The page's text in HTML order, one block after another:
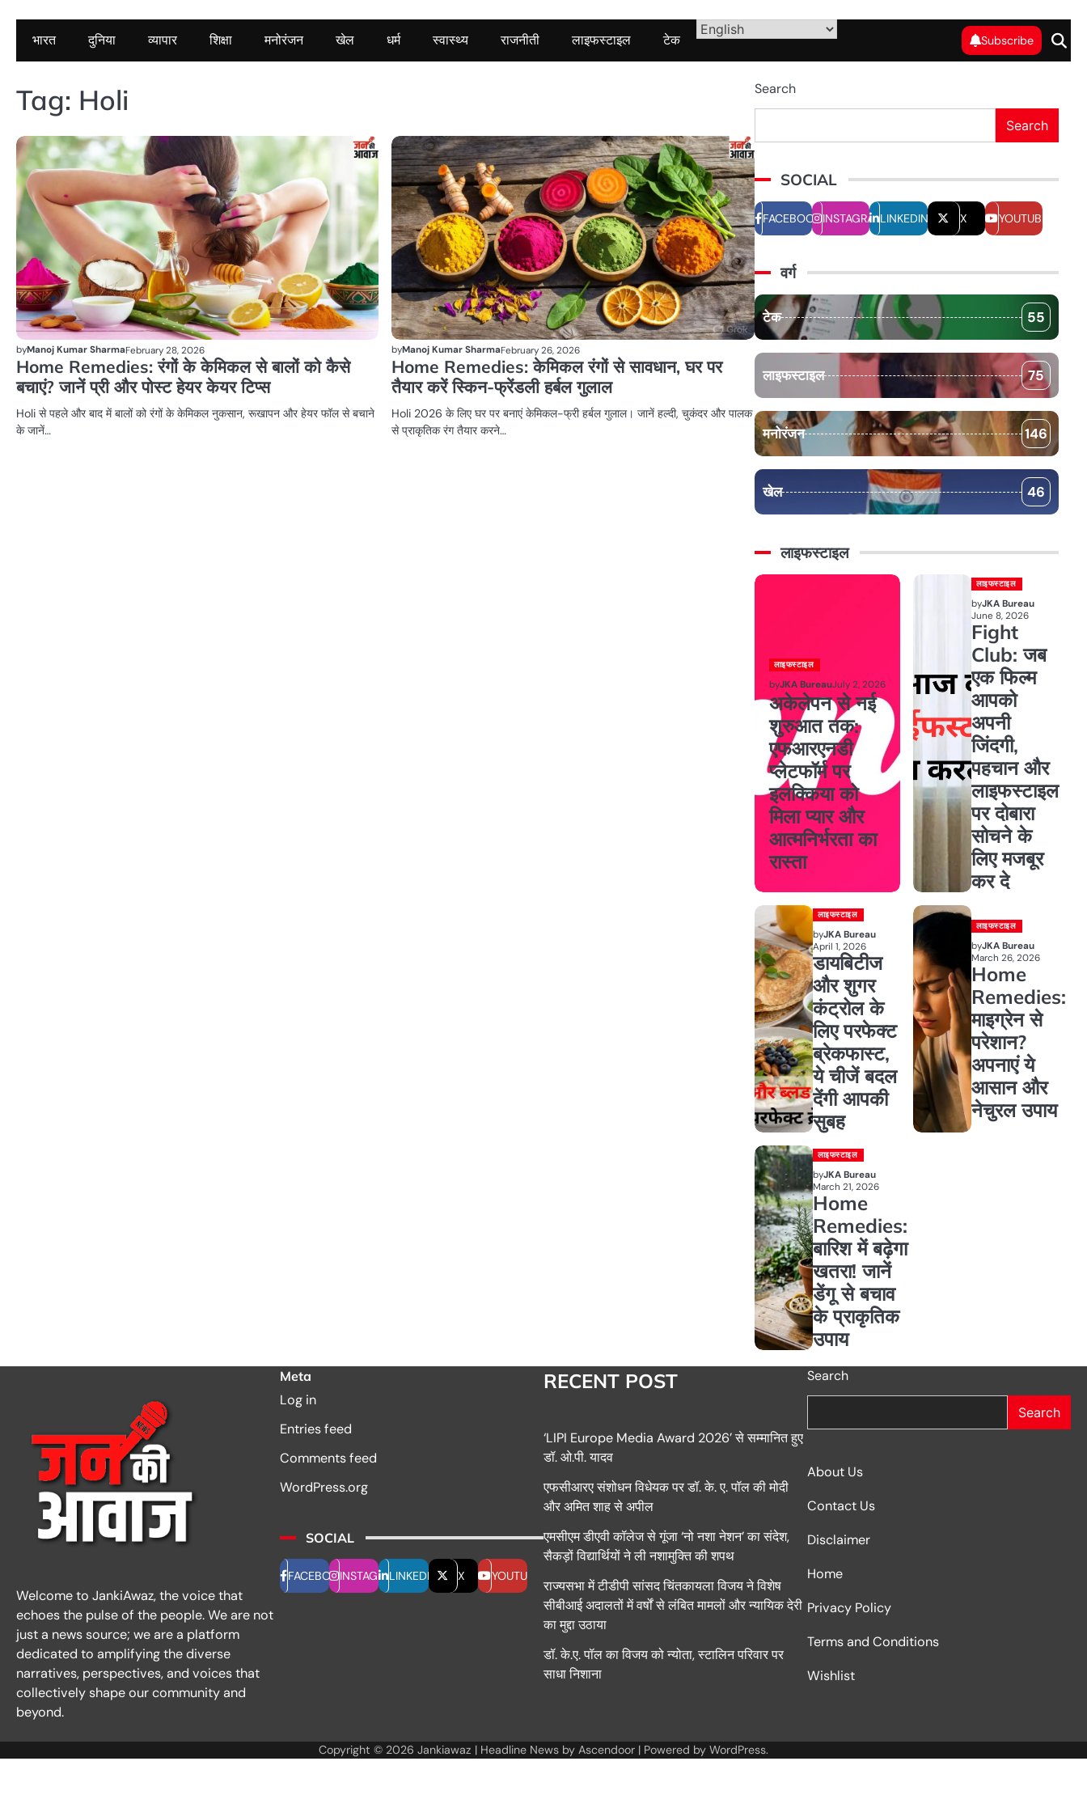
भारत दुनिया व्यापार शिक्षा मनोरंजन खेल धर्म स्वास्थ्य राजनीती लाइफस्टाइल टेक Subscribe
Tag: Holi
लाइफस्टाइल
byManoj Kumar SharmaFebruary 28, 2026
Home Remedies: रंगों के केमिकल से बालों को कैसे
बचाएं? जानें प्री और पोस्ट हेयर केयर टिप्स
Holi से पहले और बाद में बालों को रंगों के केमिकल नुकसान, रूखापन और हेयर फॉल से बचाने
के जानें…
लाइफस्टाइल
byManoj Kumar SharmaFebruary 26, 2026
Home Remedies: केमिकल रंगों से सावधान, घर पर
तैयार करें स्किन-फ्रेंडली हर्बल गुलाल
Holi 2026 के लिए घर पर बनाएं केमिकल-फ्री हर्बल गुलाल। जानें हल्दी, चुकंदर और पालक
से प्राकृतिक रंग तैयार करने…
Search
Search
SOCIAL
FACEBOOKINSTAGRAMLINKEDIN X YOUTUBE
वर्ग
टेक 55
लाइफस्टाइल 75
मनोरंजन 146
खेल 46
लाइफस्टाइल
लाइफस्टाइल
byJKA BureauJuly 2, 2026
अकेलेपन से नई
शुरुआत तक:
एफआरएनडी
प्लेटफॉर्म पर
इलक्किया को
मिला प्यार और
आत्मनिर्भरता का
रास्ता
लाइफस्टाइल
byJKA Bureau
June 8, 2026
Fight
Club: जब
एक फिल्म
आपको
अपनी
जिंदगी,
पहचान और
लाइफस्टाइल
पर दोबारा
सोचने के
लिए मजबूर
कर दे
लाइफस्टाइल
byJKA Bureau
April 1, 2026
डायबिटीज
और शुगर
कंट्रोल के
लिए परफेक्ट
ब्रेकफास्ट,
ये चीजें बदल
देंगी आपकी
सुबह
लाइफस्टाइल
byJKA Bureau
March 26, 2026
Home
Remedies:
माइग्रेन से
परेशान?
अपनाएं ये
आसान और
नेचुरल उपाय
लाइफस्टाइल
byJKA Bureau
March 21, 2026
Home
Remedies:
बारिश में बढ़ेगा
खतरा! जानें
डेंगू से बचाव
के प्राकृतिक
उपाय
Welcome to JankiAwaz, the voice that
echoes the pulse of the people. We are not
just a news source; we are a platform
dedicated to amplifying the diverse
narratives, perspectives, and voices that
collectively shape our community and
beyond.
Meta
Log in
Entries feed
Comments feed
WordPress.org
SOCIAL
FACEBOOKINSTAGRAMLINKEDIN X YOUTUBE
RECENT POST
‘LIPI Europe Media Award 2026’ से सम्मानित हुए
डॉ. ओ.पी. यादव
एफसीआरए संशोधन विधेयक पर डॉ. के. ए. पॉल की मोदी
और अमित शाह से अपील
एमसीएम डीएवी कॉलेज से गूंजा ‘नो नशा नेशन’ का संदेश,
सैकड़ों विद्यार्थियों ने ली नशामुक्ति की शपथ
राज्यसभा में टीडीपी सांसद चिंतकायला विजय ने विशेष
सीबीआई अदालतों में वर्षों से लंबित मामलों और न्यायिक देरी
का मुद्दा उठाया
डॉ. के.ए. पॉल का विजय को न्योता, स्टालिन परिवार पर
साधा निशाना
Search
Search
About Us
Contact Us
Disclaimer
Home
Privacy Policy
Terms and Conditions
Wishlist
Copyright © 2026 Jankiawaz | Headline News by Ascendoor | Powered by WordPress.